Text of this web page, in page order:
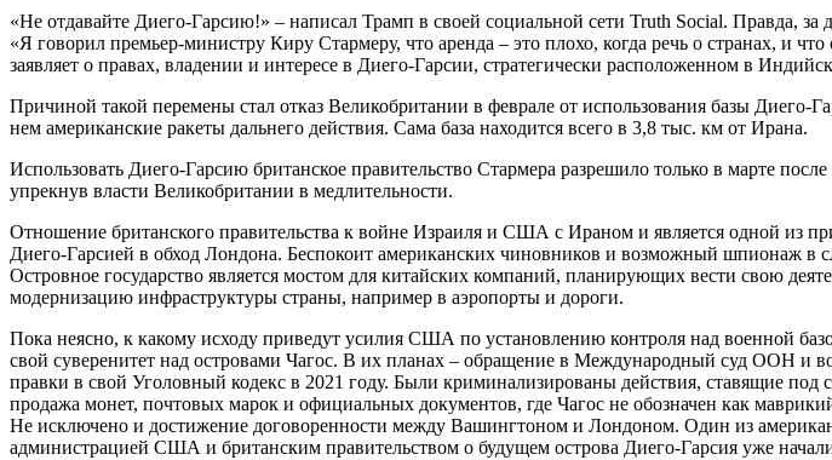
«Не отдавайте Диего-Гарсию!» – написал Трамп в своей социальной сети Truth Social. Правда,
«Я говорил премьер-министру Киру Стармеру, что аренда – это плохо, когда речь о странах, и
заявляет о правах, владении и интересе в Диего-Гарсии, стратегически расположенном в
Причиной такой перемены стал отказ Великобритании в феврале от использования базы Диего-
нем американские ракеты дальнего действия. Сама база находится всего в 3,8 тыс. км от Ирана.
Использовать Диего-Гарсию британское правительство Стармера разрешило только в марте
упрекнув власти Великобритании в медлительности.
Отношение британского правительства к войне Израиля и США с Ираном и является одной из
Диего-Гарсией в обход Лондона. Беспокоит американских чиновников и возможный шпионаж в
Островное государство является мостом для китайских компаний, планирующих вести свою
модернизацию инфраструктуры страны, например в аэропорты и дороги.
Пока неясно, к какому исходу приведут усилия США по установлению контроля над военной
свой суверенитет над островами Чагос. В их планах – обращение в Международный суд ООН и
правки в свой Уголовный кодекс в 2021 году. Были криминализированы действия, ставящие
продажа монет, почтовых марок и официальных документов, где Чагос не обозначен как
Не исключено и достижение договоренности между Вашингтоном и Лондоном. Один из
администрацией США и британским правительством о будущем острова Диего-Гарсия уже